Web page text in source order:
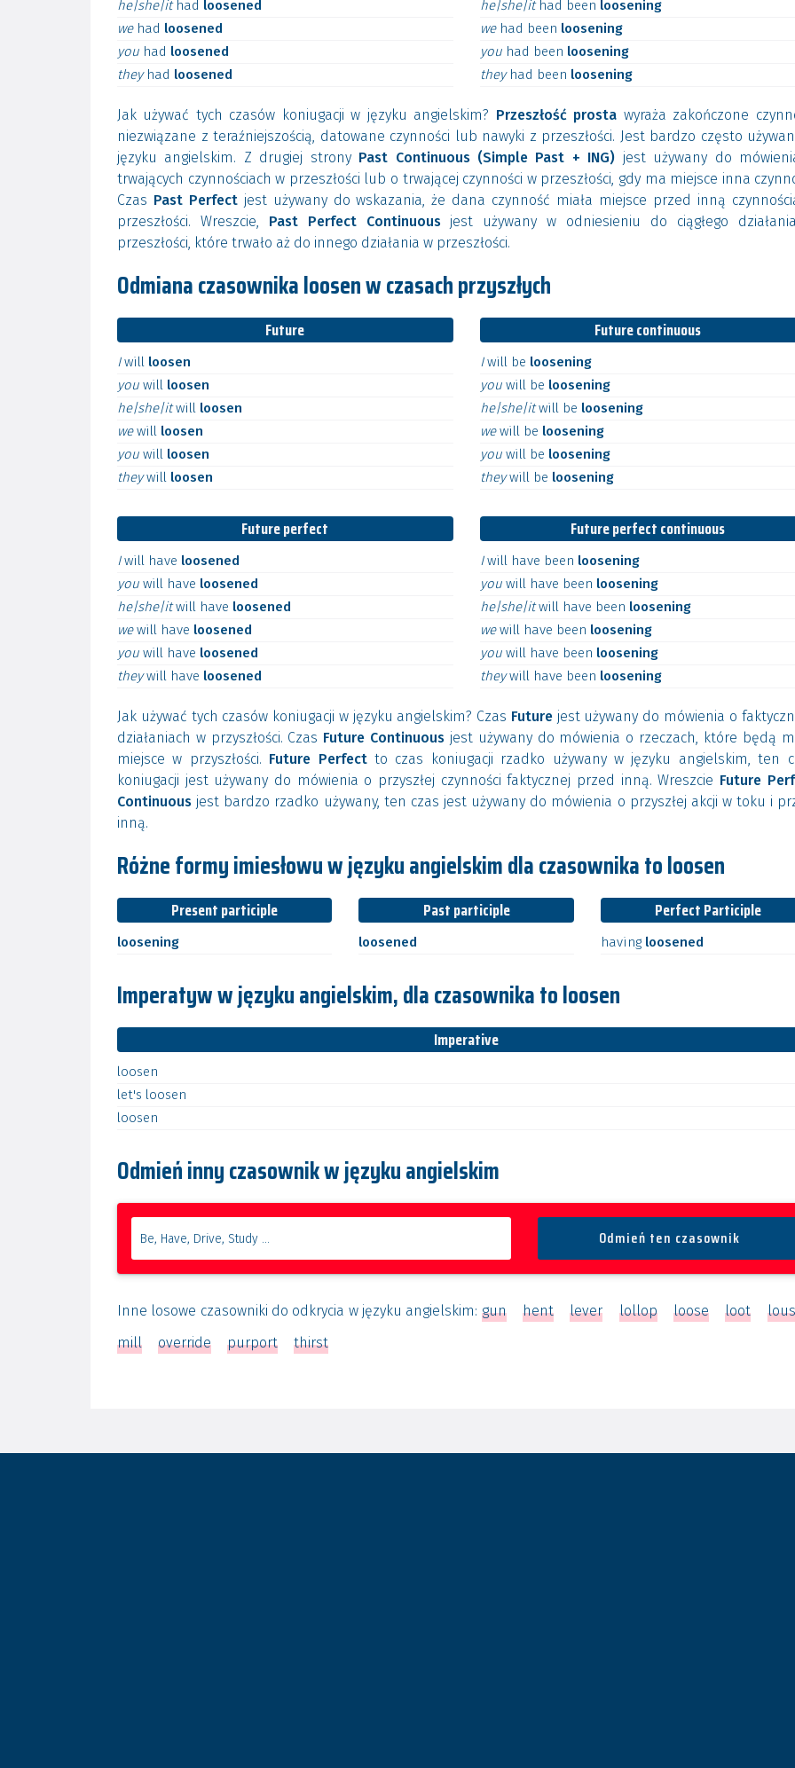
he|she|it had loosened
we had loosened
you had loosened
they had loosened
he|she|it had been loosening
we had been loosening
you had been loosening
they had been loosening
Jak używać tych czasów koniugacji w języku angielskim? Przeszłość prosta wyraża zakończone
niezwiązane z teraźniejszością, datowane czynności lub nawyki z przeszłości. Jest bardzo często
języku angielskim. Z drugiej strony Past Continuous (Simple Past + ING) jest używany do
trwających czynnościach w przeszłości lub o trwającej czynności w przeszłości, gdy ma miejsce inna
Czas Past Perfectjest używany do wskazania, że dana czynność miała miejsce przed inną
przeszłości. Wreszcie, Past Perfect Continuousjest używany w odniesieniu do ciągłego
przeszłości, które trwało aż do innego działania w przeszłości.
Odmiana czasownika loosen w czasach przyszłych
Future
Iwill loosen
you will loosen
he|she|itwill loosen
wewill loosen
you will loosen
theywill loosen
Future continuous
Iwill be loosening
you will be loosening
he|she|itwill be loosening
wewill be loosening
you will be loosening
theywill be loosening
Future perfect
Iwill have loosened
you will have loosened
he|she|itwill have loosened
wewill have loosened
you will have loosened
theywill have loosened
Future perfect continuous
Iwill have been loosening
you will have been loosening
he|she|itwill have been loosening
wewill have been loosening
you will have been loosening
theywill have been loosening
Jak używać tych czasów koniugacji w języku angielskim? Czas Futurejest używany do mówienia o
działaniach w przyszłości. Czas Future Continuous jest używany do mówienia o rzeczach, które będą
miejsce w przyszłości. Future Perfectto czas koniugacji rzadko używany w języku angielskim, ten
koniugacji jest używany do mówienia o przyszłej czynności faktycznej przed inną. Wreszcie Future
Continuous jest bardzo rzadko używany, ten czas jest używany do mówienia o przyszłej akcji w toku i
inną.
Różne formy imiesłowu w języku angielskim dla czasownika to loosen
Present participle
loosening
Past participle
loosened
Perfect Participle
having loosened
Imperatyw w języku angielskim, dla czasownika to loosen
Imperative
loosen
let's loosen
loosen
Odmień inny czasownik w języku angielskim
Inne losowe czasowniki do odkrycia w języku angielskim: gun hent lever lollop loose loot
mill
override purport thirst